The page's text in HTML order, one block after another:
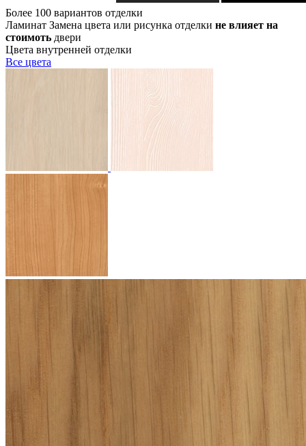
Более 100 вариантов отделки
Ламинат Замена цвета или рисунка отделки не влияет на
стоимоть двери
Цвета внутренней отделки
Все цвета